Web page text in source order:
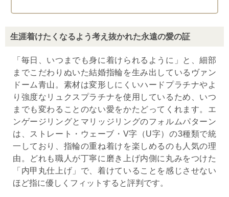
生涯着けたくなるよう考え抜かれた永遠の愛の証
「毎日、いつまでも身に着けられるように」と、細部
までこだわりぬいた結婚指輪を生み出しているヴァン
ドーム青山。素材は変形しにくいハードプラチナやよ
り強度なリュクスプラチナを使用しているため、いつ
までも変わることのない愛をかたどってくれます。エ
ンゲージリングとマリッジリングのフォルムパターン
は、ストレート・ウェーブ・V字（U字）の3種類で統
一しており、指輪の重ね着けを楽しめるのも人気の理
由。どれも職人が丁寧に磨き上げ内側に丸みをつけた
「内甲丸仕上げ」で、着けていることを感じさせない
ほど指に優しくフィットすると評判です。